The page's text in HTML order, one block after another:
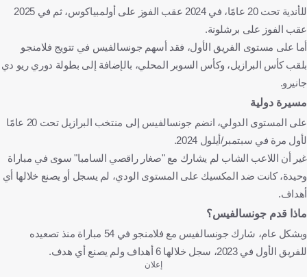
للأندية تحت 20 عامًا، في 2024 عقب الفوز على أولمبياكوس، ثم في 2025
عقب الفوز على برشلونة.
أما على مستوى الفريق الأول، فقد أسهم جونسالفيس في تتويج فلامنجو
بلقب كأس البرازيل، وكأس السوبر المحلي، بالإضافة إلى بطولة دوري ريو دي
جانيرو.
مسيرة دولية
على المستوى الدولي، انضم جونسالفيس إلى منتخب البرازيل تحت 20 عامًا
لأول مرة في سبتمبر/أيلول 2024.
غير أن اللاعب الشاب لم يشارك مع "صغار راقصي السامبا" سوى في مباراة
وحيدة، كانت ضد المكسيك على المستوى الودي، لم يسجل أو يصنع خلالها أي
أهداف.
ماذا قدم جونسالفيس؟
وبشكل عام، شارك جونسالفيس مع فلامنجو في 54 مباراة منذ تصعيده
للفريق الأول في 2023، سجل خلالها 6 أهداف ولم يصنع أي هدف.
إعلان